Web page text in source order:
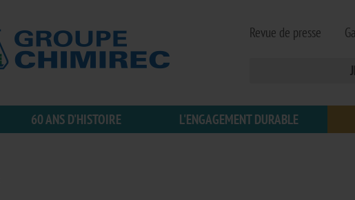
60 ANS D'HISTOIRE L'ENGAGEMENT DURABLE
Revue de presse